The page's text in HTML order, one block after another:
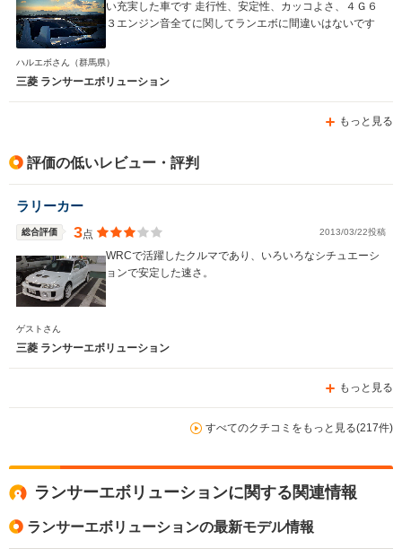
い充実した車です 走行性、安定性、カッコよさ、４Ｇ６
３エンジン音全てに関してランエボに間違いはないです
ハルエボさん （群馬県）
三菱 ランサーエボリューション
もっと見る
評価の低いレビュー・評判
ラリーカー
総合評価 3点 2013/03/22投稿
WRCで活躍したクルマであり、いろいろなシチュエーシ
ョンで安定した速さ。
ゲストさん
三菱 ランサーエボリューション
もっと見る
すべてのクチコミをもっと見る(217件)
ランサーエボリューションに関する関連情報
ランサーエボリューションの最新モデル情報